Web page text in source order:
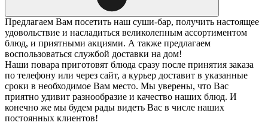
Предлагаем Вам посетить наш суши-бар, получить настоящее
удовольствие и насладиться великолепным ассортиментом
блюд, и приятными акциями. А также предлагаем
воспользоваться службой доставки на дом!
Наши повара приготовят блюда сразу после принятия заказа
по телефону или через сайт, а курьер доставит в указанные
сроки в необходимое Вам место. Мы уверены, что Вас
приятно удивит разнообразие и качество наших блюд. И
конечно же мы будем рады видеть Вас в числе наших
постоянных клиентов!